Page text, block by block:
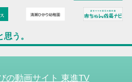
う。
の動画サイト 東進TV